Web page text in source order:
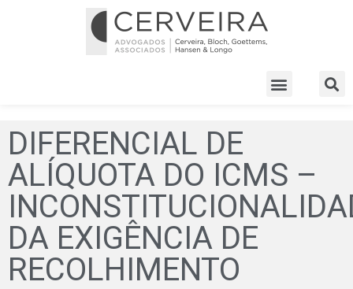
DIFERENCIAL DE
ALÍQUOTA DO ICMS –
DA EXIGÊNCIA DE
RECOLHIMENTO